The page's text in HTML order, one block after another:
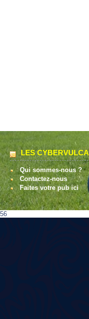
LES
Qui sommes-nous ?
Contactez-nous
Faites votre pub ici
56